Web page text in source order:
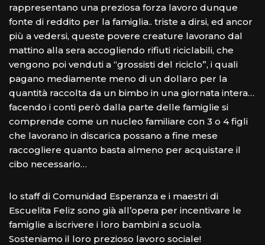
rappresentano una preziosa forza lavoro dunque
fonte di reddito per la famiglia.. triste a dirsi, ed ancor
più a vedersi, queste povere creature lavorano dal
mattino alla sera accogliendo rifiuti riciclabili, che
vengono poi venduti a “grossisti del riciclo”, i quali
pagano mediamente meno di un dollaro per la
quantità raccolta da un bimbo in una giornata intera…
facendo i conti però dalla parte delle famiglie si
comprende come un nucleo familiare con 3 o 4 figli
che lavorano in discarica possano a fine mese
raccogliere quanto basta almeno per acquistare il
cibo necessario…
lo staff di Comunidad Esperanza e i maestri di
Escuelita Feliz sono già all’opera per incentivare le
famiglie a iscrivere i loro bambini a scuola.
Sosteniamo il loro prezioso lavoro sociale!